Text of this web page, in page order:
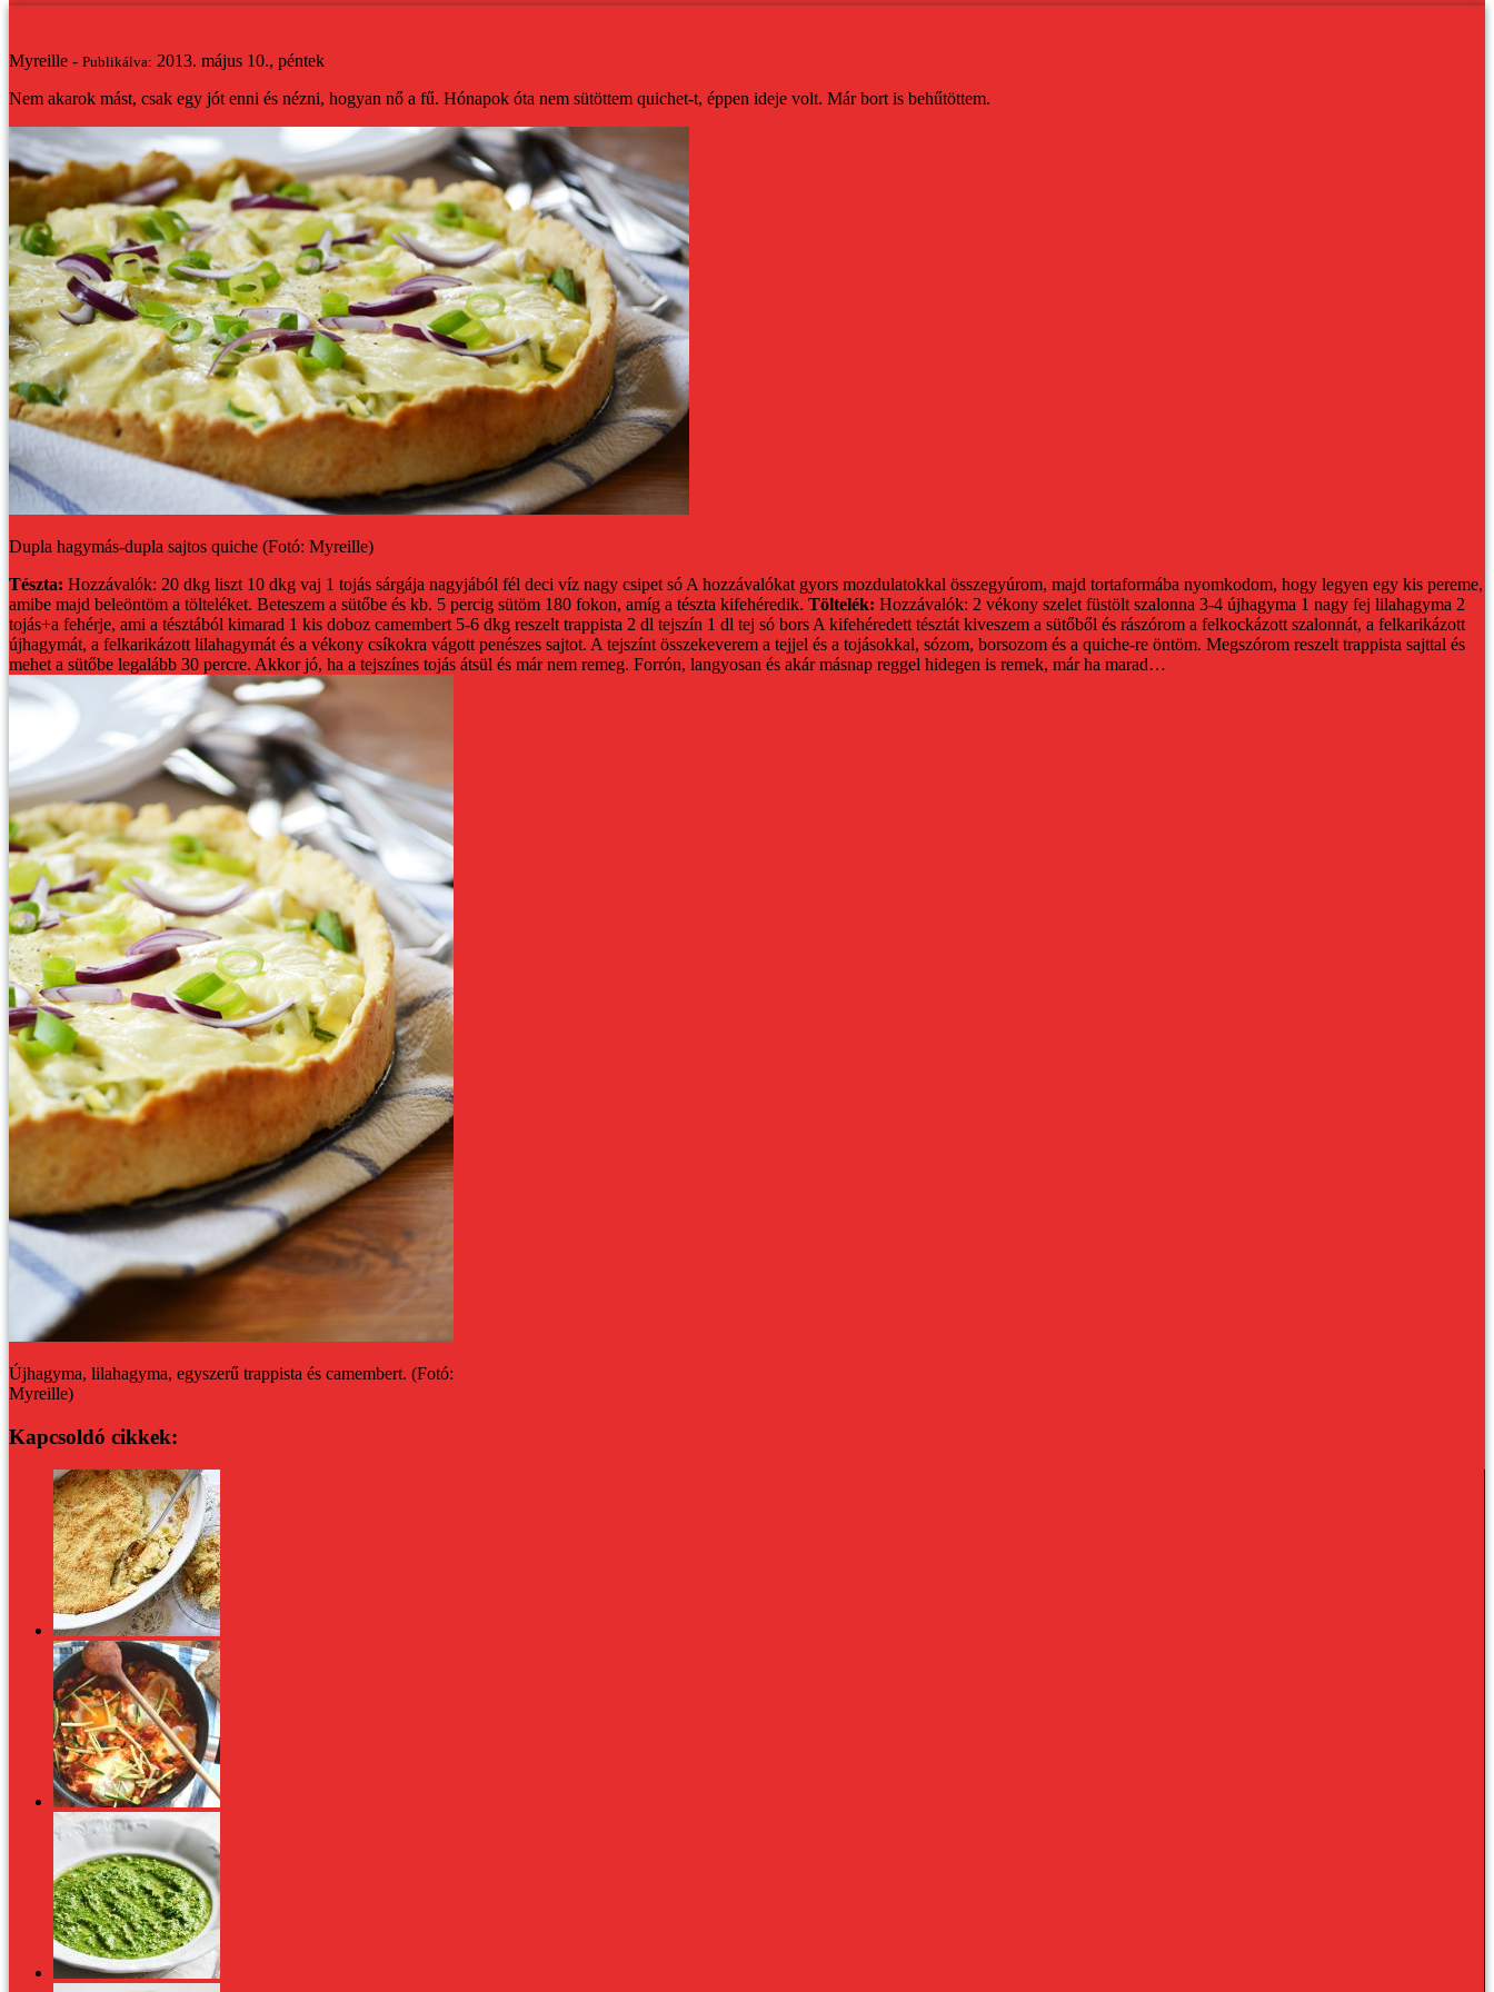
Myreille - Publikálva: 2013. május 10., péntek
Nem akarok mást, csak egy jót enni és nézni, hogyan nő a fű. Hónapok óta nem sütöttem quichet-t, éppen ideje volt. Már bort is behűtöttem.
Dupla hagymás-dupla sajtos quiche (Fotó: Myreille)
Tészta: Hozzávalók: 20 dkg liszt 10 dkg vaj 1 tojás sárgája nagyjából fél deci víz nagy csipet só A hozzávalókat gyors mozdulatokkal összegyúrom, majd tortaformába nyomkodom, hogy legyen egy kis pereme,
amibe majd beleöntöm a tölteléket. Beteszem a sütőbe és kb. 5 percig sütöm 180 fokon, amíg a tészta kifehéredik. Töltelék: Hozzávalók: 2 vékony szelet füstölt szalonna 3-4 újhagyma 1 nagy fej lilahagyma 2
tojás+a fehérje, ami a tésztából kimarad 1 kis doboz camembert 5-6 dkg reszelt trappista 2 dl tejszín 1 dl tej só bors A kifehéredett tésztát kiveszem a sütőből és rászórom a felkockázott szalonnát, a felkarikázott
újhagymát, a felkarikázott lilahagymát és a vékony csíkokra vágott penészes sajtot. A tejszínt összekeverem a tejjel és a tojásokkal, sózom, borsozom és a quiche-re öntöm. Megszórom reszelt trappista sajttal és
mehet a sütőbe legalább 30 percre. Akkor jó, ha a tejszínes tojás átsül és már nem remeg. Forrón, langyosan és akár másnap reggel hidegen is remek, már ha marad…
Újhagyma, lilahagyma, egyszerű trappista és camembert. (Fotó:
Myreille)
Kapcsoldó cikkek: